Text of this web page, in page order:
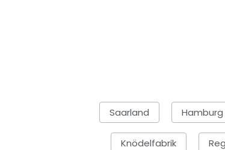
Saarland Hamburg
Knödelfabrik